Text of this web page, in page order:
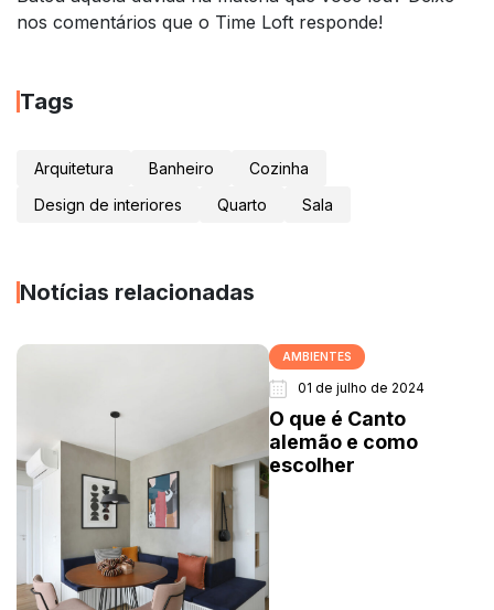
nos comentários que o Time Loft responde!
Tags
Arquitetura Banheiro
Cozinha
Design de interiores
Quarto Sala
Notícias relacionadas
AMBIENTES
01 de julho de 2024
O que é Canto
alemão e como
escolher